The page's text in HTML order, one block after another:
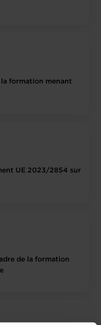
la formation menant
UE 2023/2854 sur
de la formation